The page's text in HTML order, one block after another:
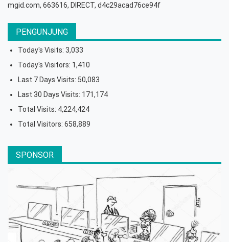
mgid.com, 663616, DIRECT, d4c29acad76ce94f
PENGUNJUNG
Today's Visits: 3,033
Today's Visitors: 1,410
Last 7 Days Visits: 50,083
Last 30 Days Visits: 171,174
Total Visits: 4,224,424
Total Visitors: 658,889
SPONSOR